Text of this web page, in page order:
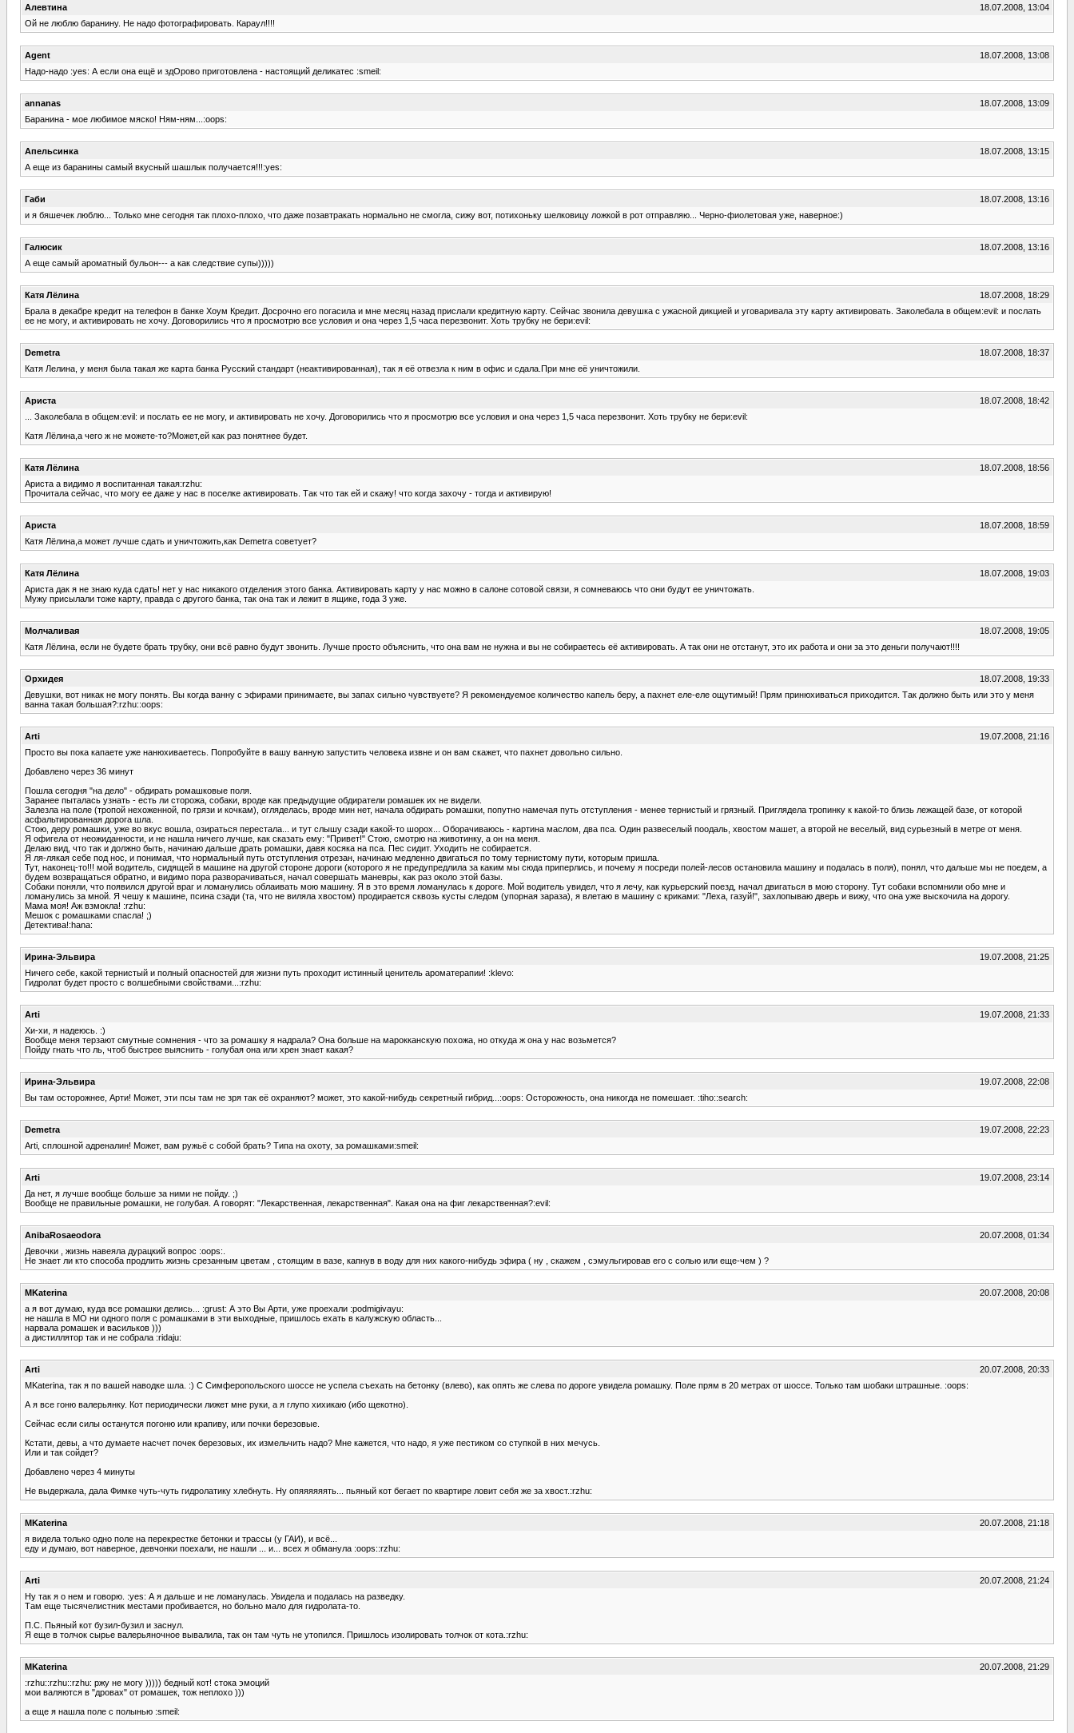
Алевтина
18.07.2008, 13:04
Ой не люблю баранину. Не надо фотографировать. Караул!!!!
Agent
18.07.2008, 13:08
Надо-надо :yes: А если она ещё и здОрово приготовлена - настоящий деликатес :smeil:
annanas
18.07.2008, 13:09
Баранина - мое любимое мяско! Ням-ням...:oops:
Апельсинка
18.07.2008, 13:15
А еще из баранины самый вкусный шашлык получается!!!:yes:
Габи
18.07.2008, 13:16
и я бяшечек люблю... Только мне сегодня так плохо-плохо, что даже позавтракать нормально не смогла, сижу вот, потихоньку шелковицу ложкой в рот отправляю... Черно-фиолетовая уже, наверное:)
Галюсик
18.07.2008, 13:16
А еще самый ароматный бульон--- а как следствие супы)))))
Катя Лёлина
18.07.2008, 18:29
Брала в декабре кредит на телефон в банке Хоум Кредит. Досрочно его погасила и мне месяц назад прислали кредитную карту. Сейчас звонила девушка с ужасной дикцией и уговаривала эту карту активировать. Заколебала в общем:evil: и послать
ее не могу, и активировать не хочу. Договорились что я просмотрю все условия и она через 1,5 часа перезвонит. Хоть трубку не бери:evil:
Demetra
18.07.2008, 18:37
Катя Лелина, у меня была такая же карта банка Русский стандарт (неактивированная), так я её отвезла к ним в офис и сдала.При мне её уничтожили.
Ариста
18.07.2008, 18:42
... Заколебала в общем:evil: и послать ее не могу, и активировать не хочу. Договорились что я просмотрю все условия и она через 1,5 часа перезвонит. Хоть трубку не бери:evil:
Катя Лёлина,а чего ж не можете-то?Может,ей как раз понятнее будет.
Катя Лёлина
18.07.2008, 18:56
Ариста а видимо я воспитанная такая:rzhu:
Прочитала сейчас, что могу ее даже у нас в поселке активировать. Так что так ей и скажу! что когда захочу - тогда и активирую!
Ариста
18.07.2008, 18:59
Катя Лёлина,а может лучше сдать и уничтожить,как Demetra советует?
Катя Лёлина
18.07.2008, 19:03
Ариста дак я не знаю куда сдать! нет у нас никакого отделения этого банка. Активировать карту у нас можно в салоне сотовой связи, я сомневаюсь что они будут ее уничтожать.
Мужу присылали тоже карту, правда с другого банка, так она так и лежит в ящике, года 3 уже.
Молчаливая
18.07.2008, 19:05
Катя Лёлина, если не будете брать трубку, они всё равно будут звонить. Лучше просто объяснить, что она вам не нужна и вы не собираетесь её активировать. А так они не отстанут, это их работа и они за это деньги получают!!!!
Орхидея
18.07.2008, 19:33
Девушки, вот никак не могу понять. Вы когда ванну с эфирами принимаете, вы запах сильно чувствуете? Я рекомендуемое количество капель беру, а пахнет еле-еле ощутимый! Прям принюхиваться приходится. Так должно быть или это у меня
ванна такая большая?:rzhu::oops:
Arti
19.07.2008, 21:16
Просто вы пока капаете уже нанюхиваетесь. Попробуйте в вашу ванную запустить человека извне и он вам скажет, что пахнет довольно сильно.
Добавлено через 36 минут
Пошла сегодня "на дело" - обдирать ромашковые поля.
Заранее пыталась узнать - есть ли сторожа, собаки, вроде как предыдущие обдиратели ромашек их не видели.
Залезла на поле (тропой нехоженной, по грязи и кочкам), огляделась, вроде мин нет, начала обдирать ромашки, попутно намечая путь отступления - менее тернистый и грязный. Приглядела тропинку к какой-то близь лежащей базе, от которой
асфальтированная дорога шла.
Стою, деру ромашки, уже во вкус вошла, озираться перестала... и тут слышу сзади какой-то шорох... Оборачиваюсь - картина маслом, два пса. Один развеселый поодаль, хвостом машет, а второй не веселый, вид сурьезный в метре от меня.
Я офигела от неожиданности, и не нашла ничего лучше, как сказать ему: "Привет!" Стою, смотрю на животинку, а он на меня.
Делаю вид, что так и должно быть, начинаю дальше драть ромашки, давя косяка на пса. Пес сидит. Уходить не собирается.
Я ля-лякая себе под нос, и понимая, что нормальный путь отступления отрезан, начинаю медленно двигаться по тому тернистому пути, которым пришла.
Тут, наконец-то!!! мой водитель, сидящей в машине на другой стороне дороги (которого я не предупредлила за каким мы сюда приперлись, и почему я посреди полей-лесов остановила машину и подалась в поля), понял, что дальше мы не поедем, а
будем возвращаться обратно, и видимо пора разворачиваться, начал совершать маневры, как раз около этой базы.
Собаки поняли, что появился другой враг и ломанулись облаивать мою машину. Я в это время ломанулась к дороге. Мой водитель увидел, что я лечу, как курьерский поезд, начал двигаться в мою сторону. Тут собаки вспомнили обо мне и
ломанулись за мной. Я чешу к машине, псина сзади (та, что не виляла хвостом) продирается сквозь кусты следом (упорная зараза), я влетаю в машину с криками: "Леха, газуй!", захлопываю дверь и вижу, что она уже выскочила на дорогу.
Мама моя! Аж взмокла! :rzhu:
Мешок с ромашками спасла! ;)
Детектива!:hana:
Ирина-Эльвира
19.07.2008, 21:25
Ничего себе, какой тернистый и полный опасностей для жизни путь проходит истинный ценитель ароматерапии! :klevo:
Гидролат будет просто с волшебными свойствами...:rzhu:
Arti
19.07.2008, 21:33
Хи-хи, я надеюсь. :)
Вообще меня терзают смутные сомнения - что за ромашку я надрала? Она больше на марокканскую похожа, но откуда ж она у нас возьмется?
Пойду гнать что ль, чтоб быстрее выяснить - голубая она или хрен знает какая?
Ирина-Эльвира
19.07.2008, 22:08
Вы там осторожнее, Арти! Может, эти псы там не зря так её охраняют? может, это какой-нибудь секретный гибрид...:oops: Осторожность, она никогда не помешает. :tiho::search:
Demetra
19.07.2008, 22:23
Arti, сплошной адреналин! Может, вам ружьё с собой брать? Типа на охоту, за ромашками:smeil:
Arti
19.07.2008, 23:14
Да нет, я лучше вообще больше за ними не пойду. ;)
Вообще не правильные ромашки, не голубая. А говорят: "Лекарственная, лекарственная". Какая она на фиг лекарственная?:evil:
AnibaRosaeodora
20.07.2008, 01:34
Девочки , жизнь навеяла дурацкий вопрос :oops:.
Не знает ли кто способа продлить жизнь срезанным цветам , стоящим в вазе, капнув в воду для них какого-нибудь эфира ( ну , скажем , сэмульгировав его с солью или еще-чем ) ?
MKaterina
20.07.2008, 20:08
а я вот думаю, куда все ромашки делись... :grust: А это Вы Арти, уже проехали :podmigivayu:
не нашла в МО ни одного поля с ромашками в эти выходные, пришлось ехать в калужскую область...
нарвала ромашек и васильков )))
а дистиллятор так и не собрала :ridaju:
Arti
20.07.2008, 20:33
MKaterina, так я по вашей наводке шла. :) С Симферопольского шоссе не успела съехать на бетонку (влево), как опять же слева по дороге увидела ромашку. Поле прям в 20 метрах от шоссе. Только там шобаки штрашные. :oops:
А я все гоню валерьянку. Кот периодически лижет мне руки, а я глупо хихикаю (ибо щекотно).
Сейчас если силы останутся погоню или крапиву, или почки березовые.
Кстати, девы, а что думаете насчет почек березовых, их измельчить надо? Мне кажется, что надо, я уже пестиком со ступкой в них мечусь.
Или и так сойдет?
Добавлено через 4 минуты
Не выдержала, дала Фимке чуть-чуть гидролатику хлебнуть. Ну опяяяяяять... пьяный кот бегает по квартире ловит себя же за хвост.:rzhu:
MKaterina
20.07.2008, 21:18
я видела только одно поле на перекрестке бетонки и трассы (у ГАИ), и всё...
еду и думаю, вот наверное, девчонки поехали, не нашли ... и... всех я обманула :oops::rzhu:
Arti
20.07.2008, 21:24
Ну так я о нем и говорю. :yes: А я дальше и не ломанулась. Увидела и подалась на разведку.
Там еще тысячелистник местами пробивается, но больно мало для гидролата-то.
П.С. Пьяный кот бузил-бузил и заснул.
Я еще в толчок сырье валерьяночное вывалила, так он там чуть не утопился. Пришлось изолировать толчок от кота.:rzhu:
MKaterina
20.07.2008, 21:29
:rzhu::rzhu::rzhu: ржу не могу ))))) бедный кот! стока эмоций
мои валяются в "дровах" от ромашек, тож неплохо )))
а еще я нашла поле с полынью :smeil: